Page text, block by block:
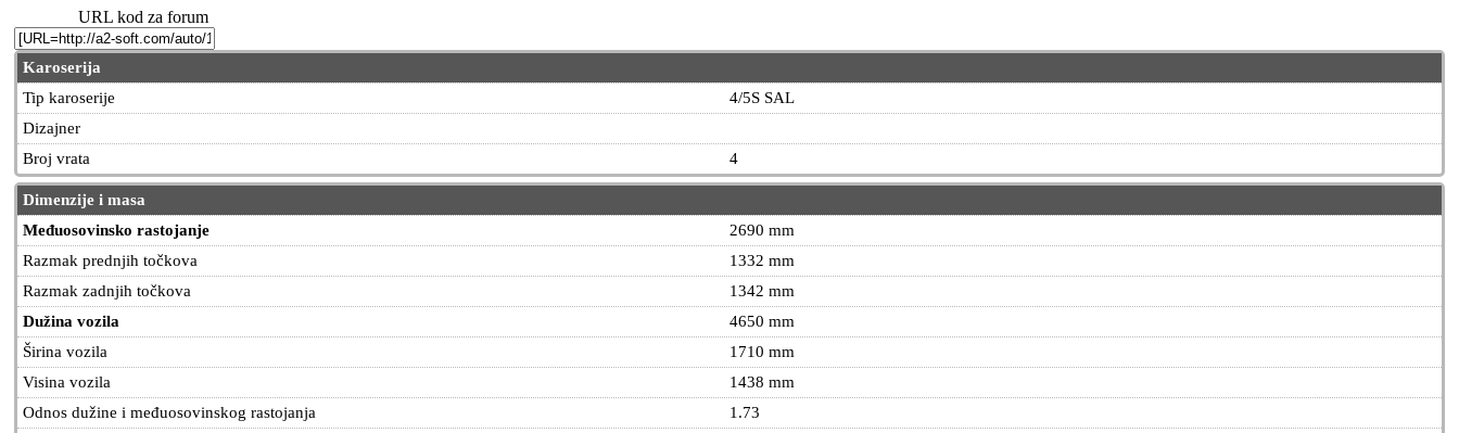
URL kod za forum
Karoserija
4/5S SAL
Tip karoserije
Dizajner
4
Broj vrata
Dimenzije i masa
2690 mm
Međuosovinsko rastojanje
1332 mm
Razmak prednjih točkova
1342 mm
Razmak zadnjih točkova
4650 mm
Dužina vozila
1710 mm
Širina vozila
1438 mm
Visina vozila
1.73
Odnos dužine i međuosovinskog rastojanja